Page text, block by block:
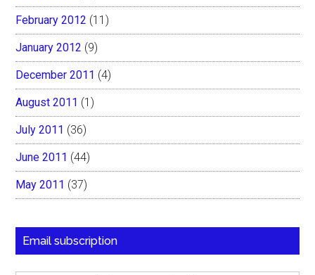
February 2012 (11)
January 2012 (9)
December 2011 (4)
August 2011 (1)
July 2011 (36)
June 2011 (44)
May 2011 (37)
Email subscription